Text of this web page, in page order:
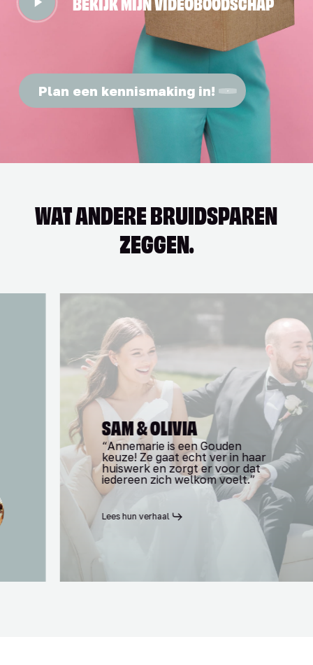
Video
Plan een kennismaking in!
WAT ANDERE BRUIDSPAREN
ZEGGEN.
SAM & OLIVIA
“Annemarie is een Gouden
keuze! Ze gaat echt ver in haar
huiswerk en zorgt er voor dat
iedereen zich welkom voelt.”
Lees hun verhaal